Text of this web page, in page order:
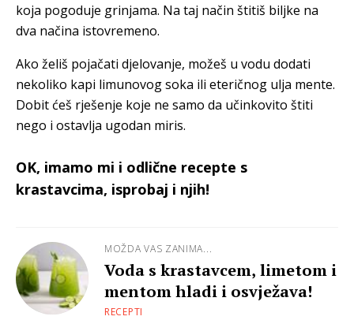
koja pogoduje grinjama. Na taj način štitiš biljke na
dva načina istovremeno.
Ako želiš pojačati djelovanje, možeš u vodu dodati
nekoliko kapi limunovog soka ili eteričnog ulja mente.
Dobit ćeš rješenje koje ne samo da učinkovito štiti
nego i ostavlja ugodan miris.
OK, imamo mi i odlične recepte s
krastavcima, isprobaj i njih!
MOŽDA VAS ZANIMA...
Voda s krastavcem, limetom i
mentom hladi i osvježava!
RECEPTI